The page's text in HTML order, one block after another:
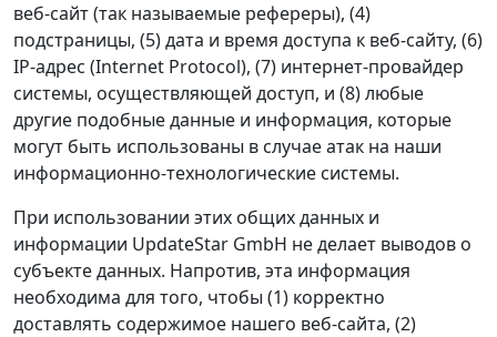
веб‑сайт (так называемые рефереры), (4)
подстраницы, (5) дата и время доступа к веб‑сайту, (6)
IP‑адрес (Internet Protocol), (7) интернет‑провайдер
системы, осуществляющей доступ, и (8) любые
другие подобные данные и информация, которые
могут быть использованы в случае атак на наши
информационно‑технологические системы.
При использовании этих общих данных и
информации UpdateStar GmbH не делает выводов о
субъекте данных. Напротив, эта информация
необходима для того, чтобы (1) корректно
доставлять содержимое нашего веб‑сайта, (2)